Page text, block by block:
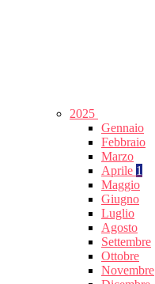
2025
Gennaio
Febbraio
Marzo
Aprile 1
Maggio
Giugno
Luglio
Agosto
Settembre
Ottobre
Novembre